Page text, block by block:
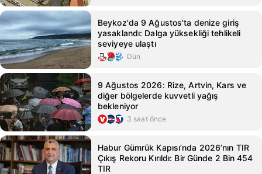
Beykoz'da 9 Ağustos'ta denize giriş
yasaklandı: Dalga yüksekliği tehlikeli
seviyeye ulaştı
Dün
9 Ağustos 2026: Rize, Artvin, Kars ve
diğer bölgelerde kuvvetli yağış
bekleniyor
3 saat önce
Habur Gümrük Kapısı’nda 2026’nın TIR
Çıkış Rekoru Kırıldı: Bir Günde 2 Bin 454
TIR